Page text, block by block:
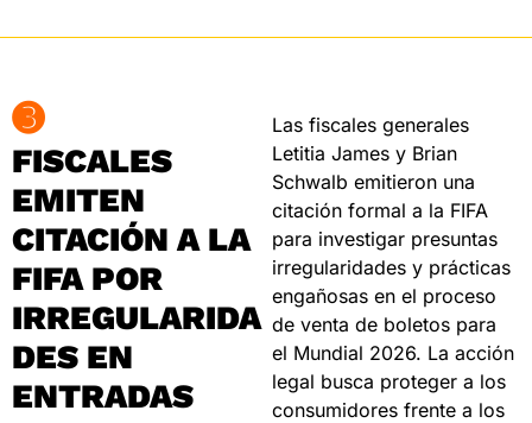
➌
FISCALES
EMITEN
CITACIÓN A LA
FIFA POR
IRREGULARIDA
DES EN
ENTRADAS
Las fiscales generales
Letitia James y Brian
Schwalb emitieron una
citación formal a la FIFA
para investigar presuntas
irregularidades y prácticas
engañosas en el proceso
de venta de boletos para
el Mundial 2026. La acción
legal busca proteger a los
consumidores frente a los